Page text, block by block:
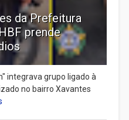
da Prefeitura
prende
integrava grupo ligado à
no bairro Xavantes